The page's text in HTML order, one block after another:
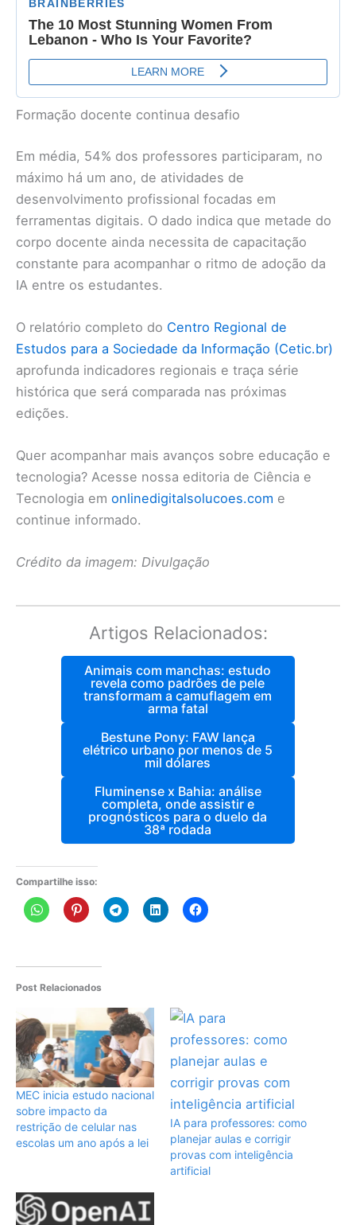
Formação docente continua desafio
Em média, 54% dos professores participaram, no
máximo há um ano, de atividades de
desenvolvimento profissional focadas em
ferramentas digitais. O dado indica que metade do
corpo docente ainda necessita de capacitação
constante para acompanhar o ritmo de adoção da
IA entre os estudantes.
O relatório completo do Centro Regional de
Estudos para a Sociedade da Informação (Cetic.br)
aprofunda indicadores regionais e traça série
histórica que será comparada nas próximas
edições.
Quer acompanhar mais avanços sobre educação e
tecnologia? Acesse nossa editoria de Ciência e
Tecnologia em onlinedigitalsolucoes.com e
continue informado.
Crédito da imagem: Divulgação
Artigos Relacionados:
Animais com manchas: estudo
revela como padrões de pele
transformam a camuflagem em
arma fatal
Bestune Pony: FAW lança
elétrico urbano por menos de 5
mil dólares
Fluminense x Bahia: análise
completa, onde assistir e
prognósticos para o duelo da
38ª rodada
Compartilhe isso:
Post Relacionados
MEC inicia estudo nacional
sobre impacto da
restrição de celular nas
escolas um ano após a lei
IA para professores: como
planejar aulas e corrigir
provas com inteligência
artificial